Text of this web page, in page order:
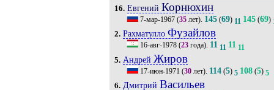
16. Евгений Корнюхин
7-мар-1967(35лет). 145(69) 11 145(69)
2. Рахматулло Фузайлов
16-авг-1978(23года). 11 11 11 11
5. Андрей Жиров
17-июн-1971 (30лет). 114(5) 5 108(5) 5
6. Дмитрий Васильев